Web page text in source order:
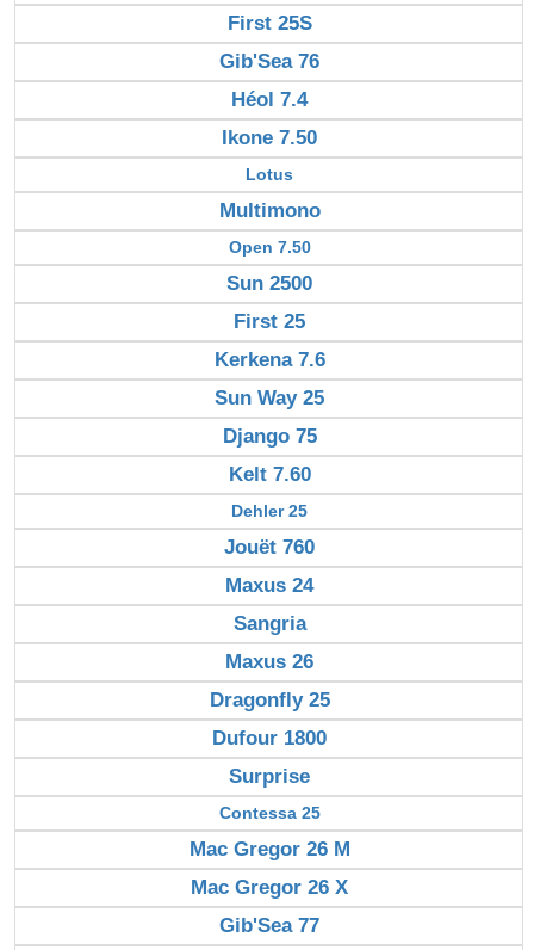
First 25S
Gib'Sea 76
Héol 7.4
Ikone 7.50
Lotus
Multimono
Open 7.50
Sun 2500
First 25
Kerkena 7.6
Sun Way 25
Django 75
Kelt 7.60
Dehler 25
Jouët 760
Maxus 24
Sangria
Maxus 26
Dragonfly 25
Dufour 1800
Surprise
Contessa 25
Mac Gregor 26 M
Mac Gregor 26 X
Gib'Sea 77